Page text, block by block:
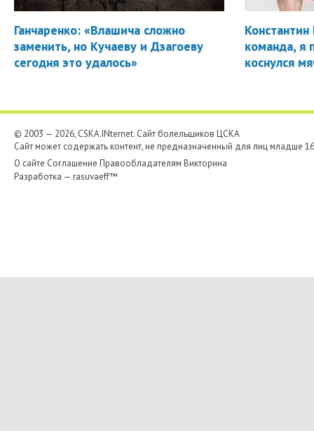
Ганчаренко: «Влашича сложно
заменить, но Кучаеву и Дзагоеву
сегодня это удалось»
Константин
команда, я
коснулся
© 2003 — 2026, CSKA.INternet. Cайт болельщиков ЦСКА
Сайт может содержать контент, не предназначенный для лиц младше
О сайте Соглашение Правообладателям Викторина
Разработка — rasuvaeff™